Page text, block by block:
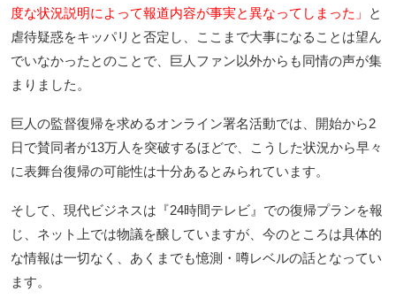
度な状況説明によって報道内容が事実と異なってしまった」
と
虐待疑惑をキッパリと否定し、ここまで大事になることは望ん
でいなかったとのことで、巨人ファン以外からも同情の声が集
まりました。
巨人の監督復帰を求めるオンライン署名活動では、開始から2
日で賛同者が13万人を突破するほどで、こうした状況から早々
に表舞台復帰の可能性は十分あるとみられています。
そして、現代ビジネスは『24時間テレビ』での復帰プランを報
じ、ネット上では物議を醸していますが、今のところは具体的
な情報は一切なく、あくまでも憶測・噂レベルの話となってい
ます。